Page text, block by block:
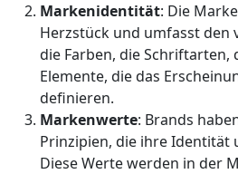
Markenidentität: Die
Herzstück und umfasst den
die Farben, die Schriftarten,
Elemente, die das
definieren.
Markenwerte: Brands
Prinzipien, die ihre Identität
Diese Werte werden in der